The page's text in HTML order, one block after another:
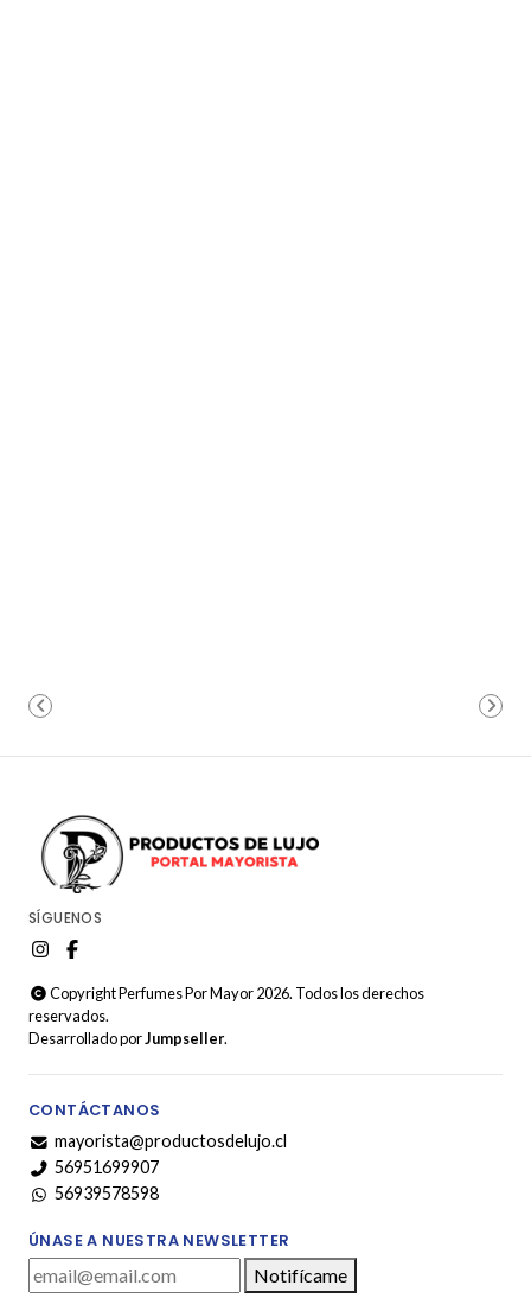
SÍGUENOS
Copyright Perfumes Por Mayor 2026. Todos los derechos
reservados.
Desarrollado porJumpseller.
CONTÁCTANOS
mayorista@productosdelujo.cl
56951699907
56939578598
ÚNASE A NUESTRA NEWSLETTER
Notifícame